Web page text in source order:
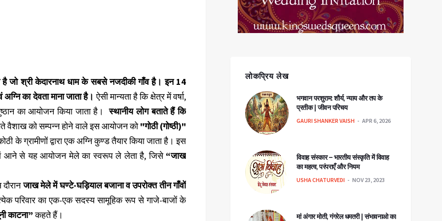
है जो श्री केदारनाथ धाम के सबसे नजदीकी गाँव है़। इन 14
का देवता माना जाता है। ऐसी मान्यता है कि क्षेत्र में वर्षा,
का आयोजन किया जाता है।
स्थानीय लोग बताते हैं कि
वैशाख को सम्पन्न होने वाले इस आयोजन को"गोठी (गोष्ठी)"
के ग्रामीणों द्वारा एक अग्नि कुण्ड तैयार किया जाता है। इस
आने से यह आयोजन मेले का स्वरूप ले लेता है, जिसे “जाख
जाख मेले में घण्टे-घड़ियाल बजाना व उपरोक्त तीन गाँवों
परिवार का एक-एक सदस्य सामूहिक रूप से गाजे-बाजों के
काटना”कहते हैं।
लोकप्रिय लेख
भगवान परशुराम: शौर्य, न्याय और तप के
प्रतीक | जीवन परिचय
GAURI SHANKER VAISH APR 6, 2026
विवाह संस्कार – भारतीय संस्कृति में विवाह
का महत्व, परंपराएँ और नियम
USHA CHATURVEDI NOV 23, 2023
मां अंगार मोती, गंगरेल धमतरी | संभावनाओ का